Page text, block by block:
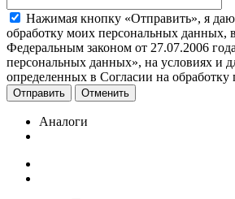
Нажимая кнопку «Отправить», я даю
обработку моих персональных данных,
Федеральным законом от 27.07.2006
персональных данных», на условиях и
определенных в Согласии на
Отменить
Аналоги